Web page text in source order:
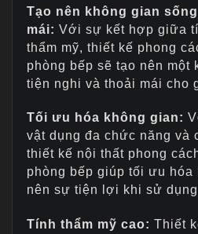
Tạo nên không gian
mái: Với sự kết hợp giữa
thẩm mỹ, thiết kế phong
phòng bếp sẽ tạo nên một
tiện nghi và thoải mái cho
Tối ưu hóa không gian:
vật dụng đa chức năng và
thiết kế nội thất phong
phòng bếp giúp tối ưu hóa
nên sự tiện lợi khi sử
Tính thẩm mỹ cao: Thiết